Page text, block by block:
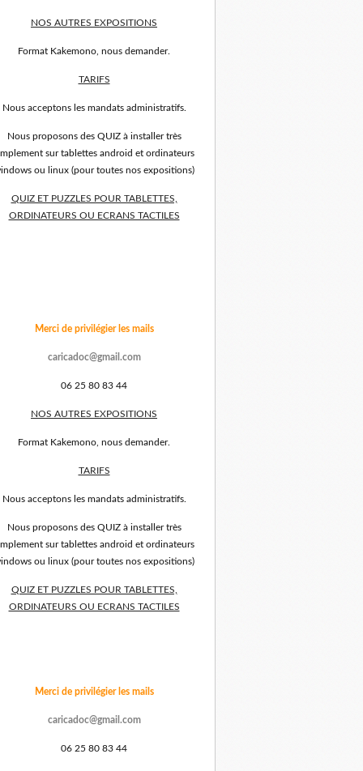
NOS AUTRES EXPOSITIONS
Format Kakemono, nous demander.
TARIFS
Nous acceptons les mandats administratifs.
Nous proposons des QUIZ à installer très
sur tablettes android et ordinateurs
ou linux (pour toutes nos expositions)
QUIZ ET PUZZLES POUR TABLETTES,
ORDINATEURS OU ECRANS TACTILES
Merci de privilégier les mails
caricadoc@gmail.com
06 25 80 83 44
NOS AUTRES EXPOSITIONS
Format Kakemono, nous demander.
TARIFS
Nous acceptons les mandats administratifs.
Nous proposons des QUIZ à installer très
sur tablettes android et ordinateurs
ou linux (pour toutes nos expositions)
QUIZ ET PUZZLES POUR TABLETTES,
ORDINATEURS OU ECRANS TACTILES
Merci de privilégier les mails
caricadoc@gmail.com
06 25 80 83 44